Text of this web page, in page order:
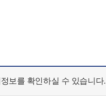
보를 확인하실 수 있습니다.